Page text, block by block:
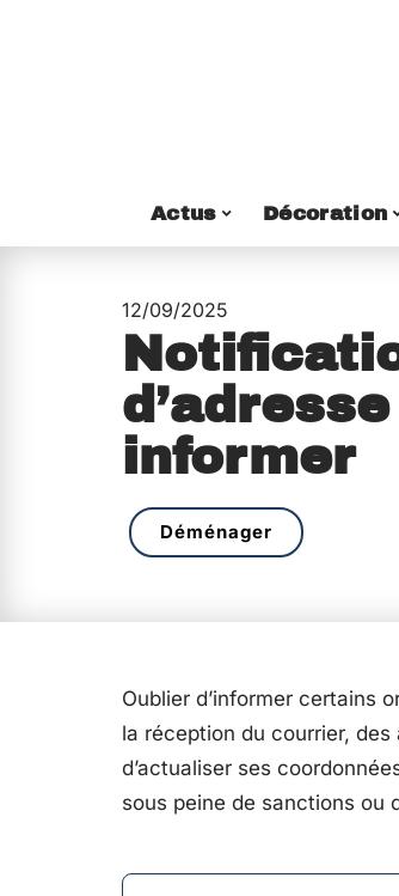
Actus Décoration
12/09/2025
informer
Déménager
Oublier d’informer certains
la réception du courrier,
d’actualiser ses
sous peine de sanctions ou